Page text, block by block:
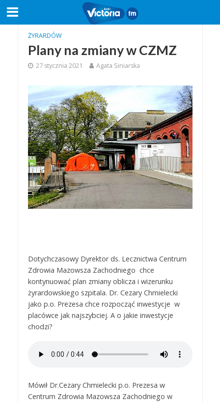
ŻYRARDÓW
Plany na zmiany w CZMZ
27 stycznia 2021 Agata Siniarska
Dotychczasowy Dyrektor ds. Lecznictwa Centrum
Zdrowia Mazowsza Zachodniego chce
kontynuować plan zmiany oblicza i wizerunku
żyrardowskiego szpitala. Dr. Cezary Chmielecki
jako p.o. Prezesa chce rozpocząć inwestycje w
placówce jak najszybciej. A o jakie inwestycje
chodzi?
Mówił Dr.Cezary Chmielecki p.o. Prezesa w
Centrum Zdrowia Mazowsza Zachodniego w